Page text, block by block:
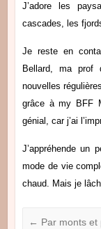
J’adore les
cascades, les
Je reste en
Bellard, ma prof
nouvelles
grâce à my BFF
génial, car j’ai
J’appréhende
mode de vie
chaud. Mais je
← Par monts et